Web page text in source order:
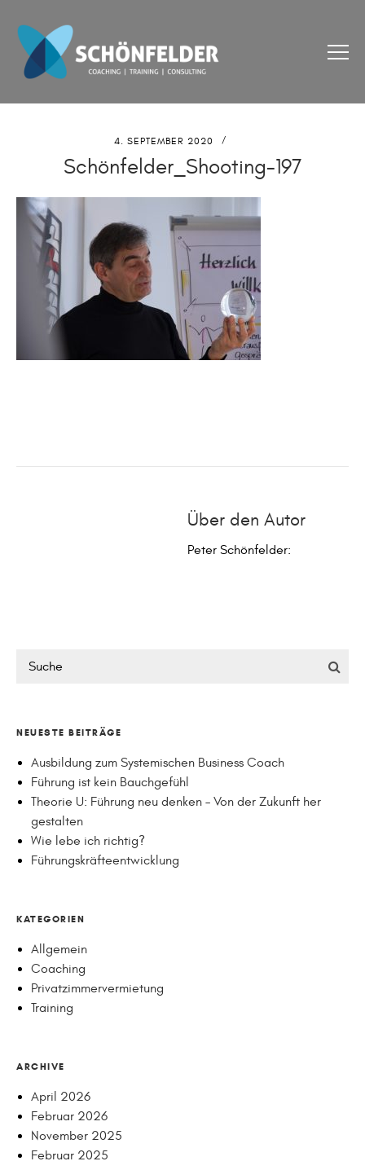
4. SEPTEMBER 2020
Schönfelder_Shooting-197
Über den Autor
Peter Schönfelder:
NEUESTE BEITRÄGE
Ausbildung zum Systemischen Business Coach
Führung ist kein Bauchgefühl
Theorie U: Führung neu denken – Von der Zukunft her
gestalten
Wie lebe ich richtig?
Führungskräfteentwicklung
KATEGORIEN
Allgemein
Coaching
Privatzimmervermietung
Training
ARCHIVE
April 2026
Februar 2026
November 2025
Februar 2025